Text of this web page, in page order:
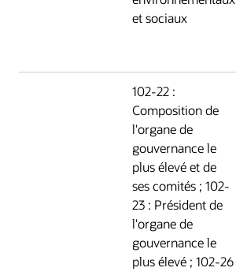
et sociaux
102-22 :
Composition de
l'organe de
gouvernance le
plus élevé et de
ses comités ; 102-
23 : Président de
l'organe de
gouvernance le
plus élevé ; 102-26